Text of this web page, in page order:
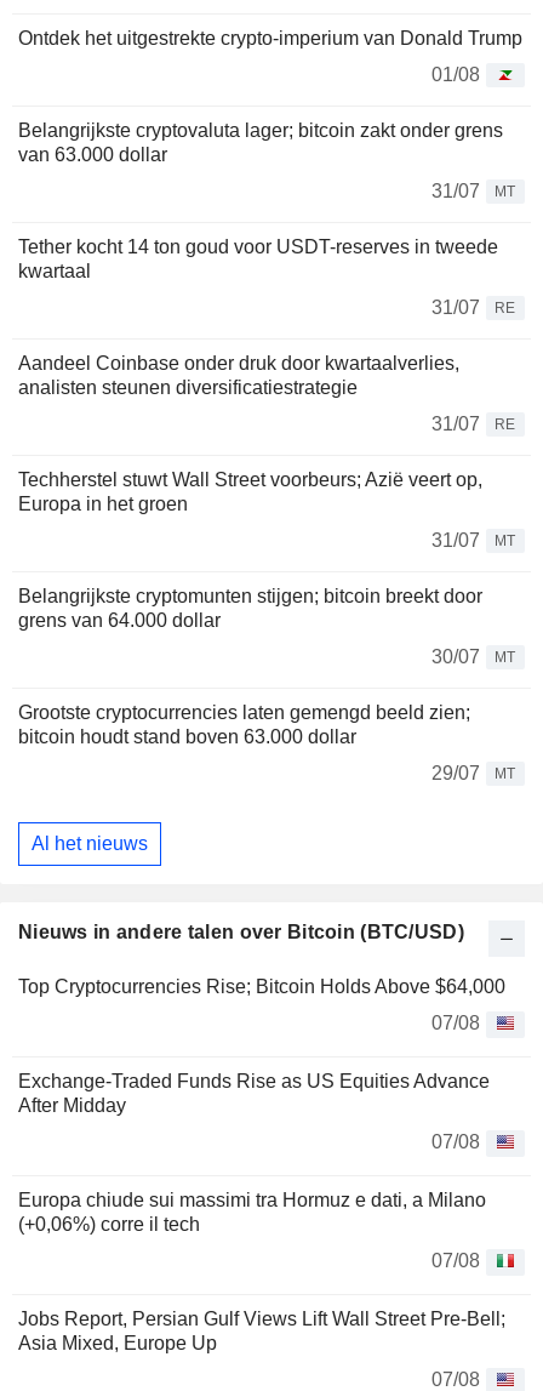
Ontdek het uitgestrekte crypto-imperium van Donald Trump
01/08
Belangrijkste cryptovaluta lager; bitcoin zakt onder grens
van 63.000 dollar
31/07
MT
Tether kocht 14 ton goud voor USDT-reserves in tweede
kwartaal
31/07
RE
Aandeel Coinbase onder druk door kwartaalverlies,
analisten steunen diversificatiestrategie
31/07
RE
Techherstel stuwt Wall Street voorbeurs; Azië veert op,
Europa in het groen
31/07
MT
Belangrijkste cryptomunten stijgen; bitcoin breekt door
grens van 64.000 dollar
30/07
MT
Grootste cryptocurrencies laten gemengd beeld zien;
bitcoin houdt stand boven 63.000 dollar
29/07
MT
Al het nieuws
Nieuws in andere talen over Bitcoin (BTC/USD)
Top Cryptocurrencies Rise; Bitcoin Holds Above $64,000
07/08
Exchange-Traded Funds Rise as US Equities Advance
After Midday
07/08
Europa chiude sui massimi tra Hormuz e dati, a Milano
(+0,06%) corre il tech
07/08
Jobs Report, Persian Gulf Views Lift Wall Street Pre-Bell;
Asia Mixed, Europe Up
07/08